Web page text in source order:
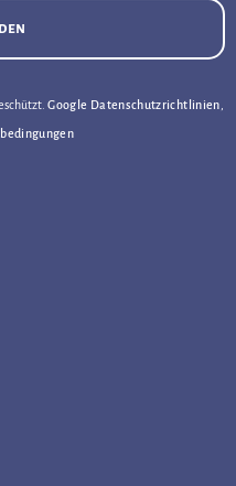
Google Datenschutzrichtlinien